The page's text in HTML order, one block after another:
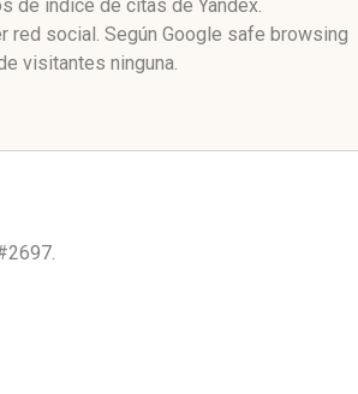
de índice de citas de Yandex.
red social. Según Google safe browsing
visitantes ninguna.